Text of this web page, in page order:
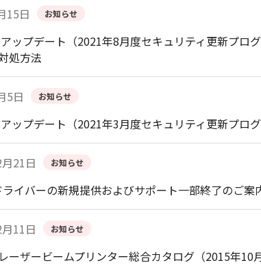
15日 お知らせ
ップデート（2021年8月度セキュリティ更新プロ
処方法
5日 お知らせ
ップデート（2021年3月度セキュリティ更新プロ
21日 お知らせ
ライバーの新規提供およびサポート一部終了のご案
11日 お知らせ
レーザービームプリンター総合カタログ（2015年